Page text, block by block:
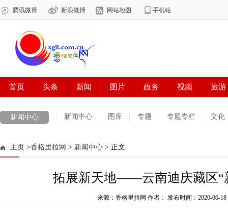
新闻中心 新闻中心 图库 专题 专题专栏 文化
法治迪庆
主页 >香格里拉网 > 新闻中心 > 正文
拓展新天地——云南迪庆藏区“
来源：香格里拉网 作者： 发布时间：2020-06-18